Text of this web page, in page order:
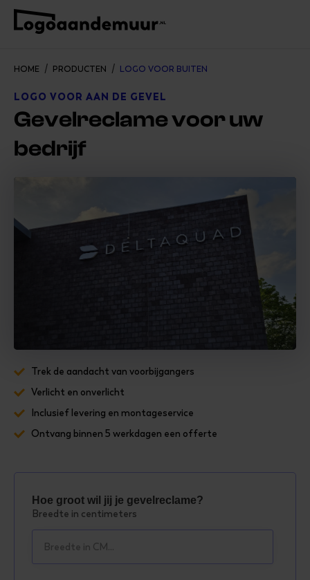
HOME / PRODUCTEN / LOGO VOOR BUITEN
LOGO VOOR AAN DE GEVEL
Gevelreclame voor uw
bedrijf
Trek de aandacht van voorbijgangers
Verlicht en onverlicht
Inclusief levering en montageservice
Ontvang binnen 5 werkdagen een offerte
Hoe groot wil jij je gevelreclame?
Breedte in centimeters